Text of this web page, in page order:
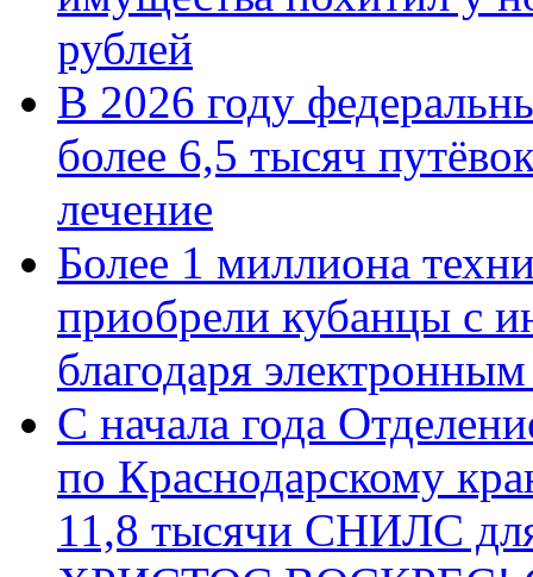
рублей
В 2026 году
более 6,5 тысяч
лечение
Более 1 миллиона
приобрели кубанцы с
благодаря
С начала года
по Краснодарскому
11,8 тысячи СНИЛС